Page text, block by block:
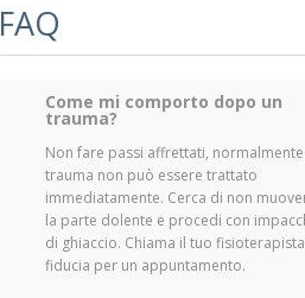
FAQ
Come mi comporto dopo un
trauma?
Non fare passi affrettati, normalmente
trauma non può essere trattato
immediatamente. Cerca di non
la parte dolente e procedi con
di ghiaccio. Chiama il tuo
fiducia per un appuntamento.